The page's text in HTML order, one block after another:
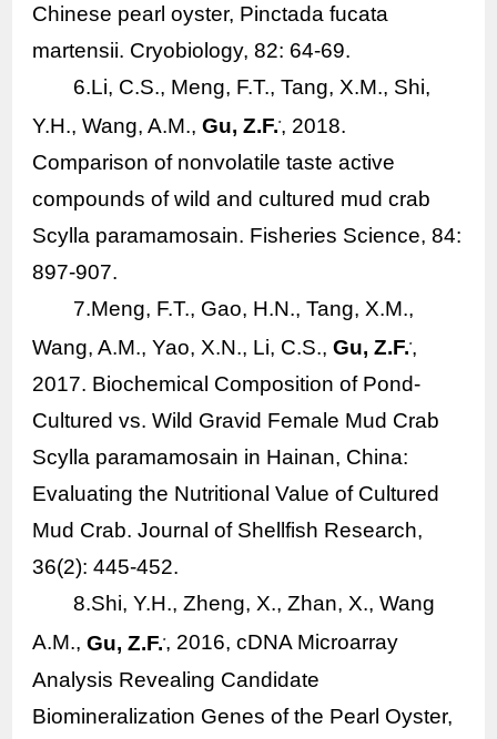
Chinese pearl oyster, Pinctada fucata
martensii. Cryobiology, 82: 64-69.
6.Li, C.S., Meng, F.T., Tang, X.M., Shi,
Y.H., Wang, A.M., Gu, Z.F.*, 2018.
Comparison of nonvolatile taste active
compounds of wild and cultured mud crab
Scylla paramamosain. Fisheries Science, 84:
897-907.
7.Meng, F.T., Gao, H.N., Tang, X.M.,
Wang, A.M., Yao, X.N., Li, C.S., Gu, Z.F.*,
2017. Biochemical Composition of Pond-
Cultured vs. Wild Gravid Female Mud Crab
Scylla paramamosain in Hainan, China:
Evaluating the Nutritional Value of Cultured
Mud Crab. Journal of Shellfish Research,
36(2): 445-452.
8.Shi, Y.H., Zheng, X., Zhan, X., Wang
A.M., Gu, Z.F.*, 2016, cDNA Microarray
Analysis Revealing Candidate
Biomineralization Genes of the Pearl Oyster,